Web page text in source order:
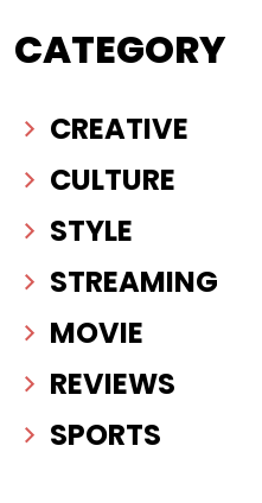
CATEGORY
CREATIVE
CULTURE
STYLE
STREAMING
MOVIE
REVIEWS
SPORTS